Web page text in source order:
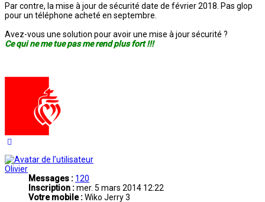
Par contre, la mise à jour de sécurité date de février 2018. Pas glop
pour un téléphone acheté en septembre.
Avez-vous une solution pour avoir une mise à jour sécurité ?
Ce qui ne me tue pas me rend plus fort !!!
Olivier
Messages : 120
Inscription :mer. 5 mars 2014 12:22
Votre mobile :Wiko Jerry 3